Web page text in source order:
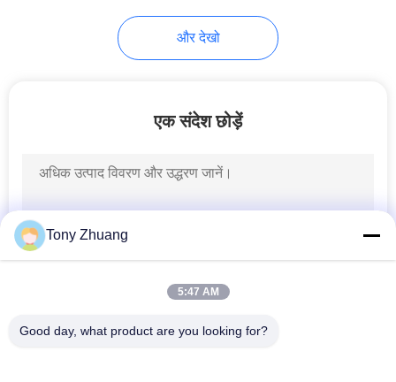
फिंगर जॉइंट शेपर
झिल्ली प्रेस मशीन
8
और देखो
एक संदेश छोड़ें
Tony Zhuang
5:47 AM
Good day, what product are you looking for?